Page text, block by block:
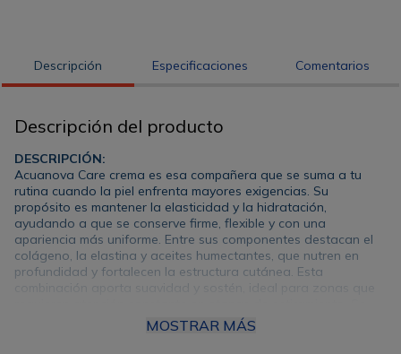
Descripción Especificaciones Comentarios
Descripción del producto
DESCRIPCIÓN:
Acuanova Care crema es esa compañera que se suma a tu
rutina cuando la piel enfrenta mayores exigencias. Su
propósito es mantener la elasticidad y la hidratación,
ayudando a que se conserve firme, flexible y con una
apariencia más uniforme. Entre sus componentes destacan el
colágeno, la elastina y aceites humectantes, que nutren en
profundidad y fortalecen la estructura cutánea. Esta
adapta con facilidad a distintos tipos de piel, especialmente en
momentos de cambio como el embarazo o variaciones de
MOSTRAR MÁS